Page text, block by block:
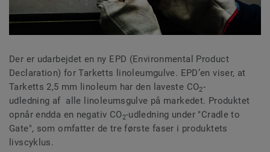
Der er udarbejdet en ny EPD (Environmental Product
Declaration) for Tarketts linoleumgulve. EPD’en viser, at
Tarketts 2,5 mm linoleum har den laveste CO2-
udledning af alle linoleumsgulve på markedet. Produktet
opnår endda en negativ CO2-udledning under "Cradle to
Gate", som omfatter de tre første faser i produktets
livscyklus.